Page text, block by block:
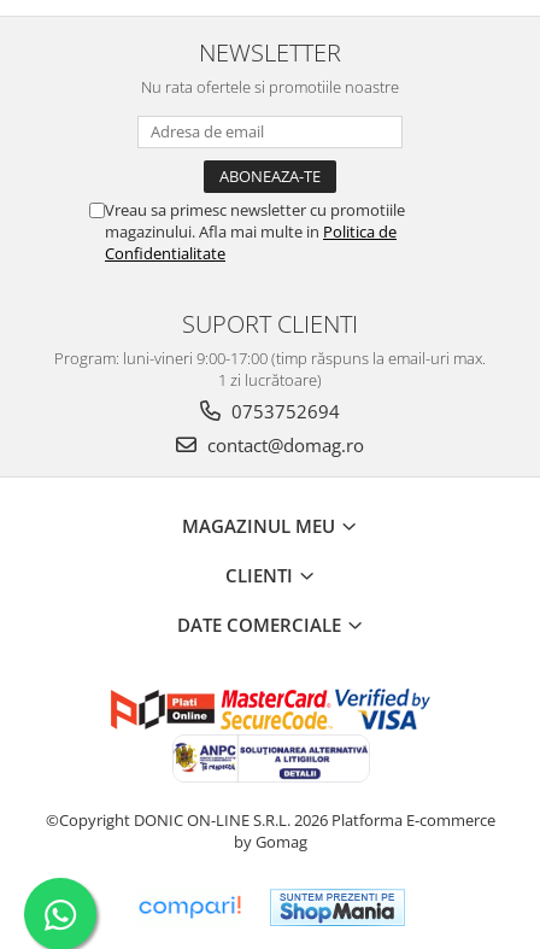
NEWSLETTER
Nu rata ofertele si promotiile noastre
Vreau sa primesc newsletter cu promotiile
magazinului. Afla mai multe in Politica de
Confidentialitate
SUPORT CLIENTI
Program: luni-vineri 9:00-17:00 (timp răspuns la email-uri max.
1 zi lucrătoare)
0753752694
contact@domag.ro
MAGAZINUL MEU
CLIENTI
DATE COMERCIALE
©Copyright DONIC ON-LINE S.R.L. 2026 Platforma E-commerce
by Gomag